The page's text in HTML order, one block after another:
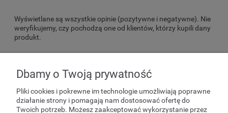
Wyświetlane są wszystkie opinie (pozytywne i negatywne). Nie
weryfikujemy, czy pochodzą one od klientów, którzy kupili dany
produkt.
POMOC
Dbamy o Twoją prywatność
Pliki cookies i pokrewne im technologie umożliwiają poprawne
działanie strony i pomagają nam dostosować ofertę do
Twoich potrzeb. Możesz zaakceptować wykorzystanie przez